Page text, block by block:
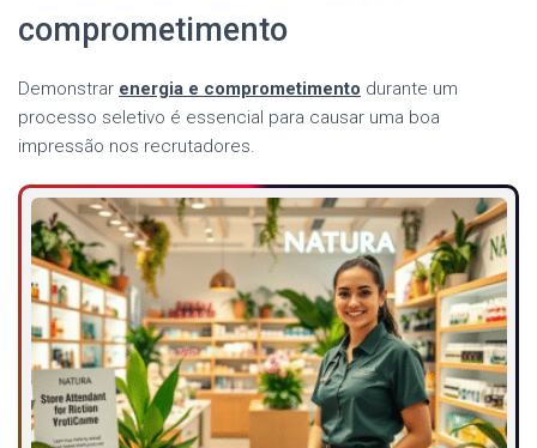
comprometimento
Demonstrar energia e comprometimento durante um
processo seletivo é essencial para causar uma boa
impressão nos recrutadores.